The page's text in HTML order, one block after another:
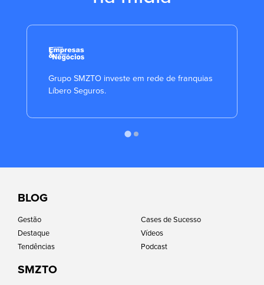
Grupo SMZTO investe em rede de franquias
Líbero Seguros.
BLOG
Gestão
Destaque
Tendências
Cases de Sucesso
Vídeos
Podcast
SMZTO